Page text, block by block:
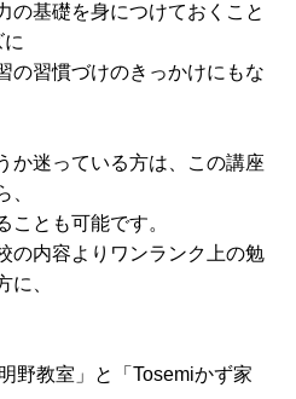
の基礎を身につけておくこと
の習慣づけのきっかけにもな
か迷っている方は、この講座
、
ことも可能です。
の内容よりワンランク上の勉
に、
野教室」と「Tosemiかず家